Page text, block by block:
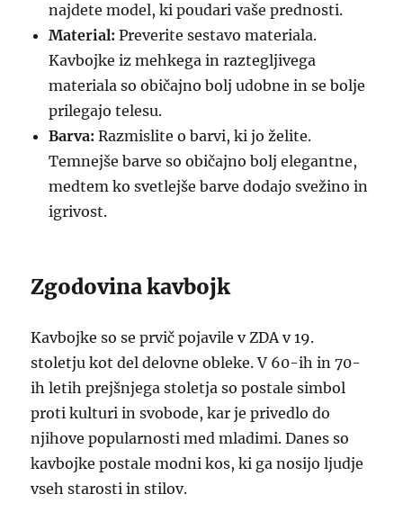
najdete model, ki poudari vaše prednosti.
Material: Preverite sestavo materiala.
Kavbojke iz mehkega in raztegljivega
materiala so običajno bolj udobne in se bolje
prilegajo telesu.
Barva: Razmislite o barvi, ki jo želite.
Temnejše barve so običajno bolj elegantne,
medtem ko svetlejše barve dodajo svežino in
igrivost.
Zgodovina kavbojk
Kavbojke so se prvič pojavile v ZDA v 19.
stoletju kot del delovne obleke. V 60-ih in 70-
ih letih prejšnjega stoletja so postale simbol
proti kulturi in svobode, kar je privedlo do
njihove popularnosti med mladimi. Danes so
kavbojke postale modni kos, ki ga nosijo ljudje
vseh starosti in stilov.